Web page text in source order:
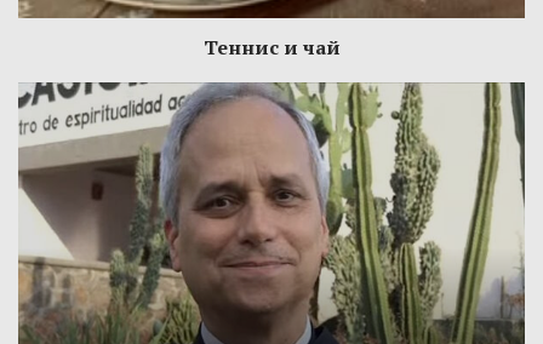
Теннис и чай